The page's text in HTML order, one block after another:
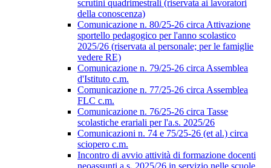
scrutini quadrimestrali (riservata ai lavoratori
della conoscenza)
Comunicazione n. 80/25-26 circa Attivazione
sportello pedagogico per l'anno scolastico
2025/26 (riservata al personale; per le famiglie
vedere RE)
Comunicazione n. 79/25-26 circa Assemblea
d'Istituto c.m.
Comunicazione n. 77/25-26 circa Assemblea
FLC c.m.
Comunicazione n. 76/25-26 circa Tasse
scolastiche erariali per l'a.s. 2025/26
Comunicazioni n. 74 e 75/25-26 (et al.) circa
sciopero c.m.
Incontro di avvio attività di formazione docenti